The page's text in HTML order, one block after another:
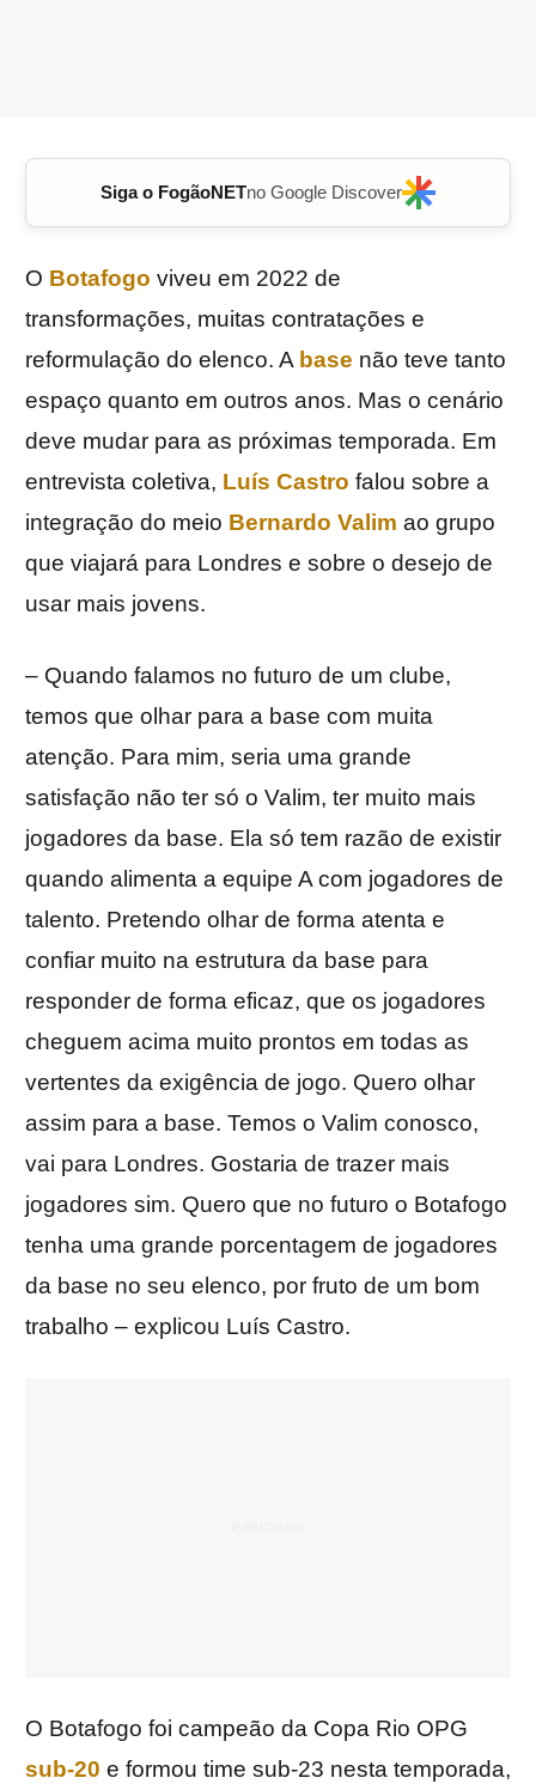
Siga o FogãoNETno Google Discover
O Botafogo viveu em 2022 de
transformações, muitas contratações e
reformulação do elenco. A base não teve tanto
espaço quanto em outros anos. Mas o cenário
deve mudar para as próximas temporada. Em
entrevista coletiva, Luís Castro falou sobre a
integração do meio Bernardo Valim ao grupo
que viajará para Londres e sobre o desejo de
usar mais jovens.
– Quando falamos no futuro de um clube,
temos que olhar para a base com muita
atenção. Para mim, seria uma grande
satisfação não ter só o Valim, ter muito mais
jogadores da base. Ela só tem razão de existir
quando alimenta a equipe A com jogadores de
talento. Pretendo olhar de forma atenta e
confiar muito na estrutura da base para
responder de forma eficaz, que os jogadores
cheguem acima muito prontos em todas as
vertentes da exigência de jogo. Quero olhar
assim para a base. Temos o Valim conosco,
vai para Londres. Gostaria de trazer mais
jogadores sim. Quero que no futuro o Botafogo
tenha uma grande porcentagem de jogadores
da base no seu elenco, por fruto de um bom
trabalho – explicou Luís Castro.
O Botafogo foi campeão da Copa Rio OPG
sub-20 e formou time sub-23 nesta temporada,